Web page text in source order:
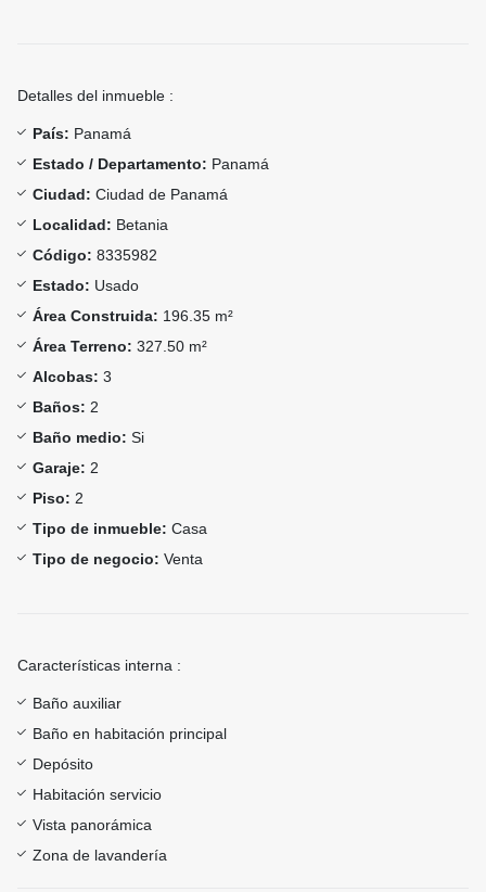
Detalles del inmueble :
País: Panamá
Estado / Departamento: Panamá
Ciudad: Ciudad de Panamá
Localidad: Betania
Código: 8335982
Estado: Usado
Área Construida: 196.35 m²
Área Terreno: 327.50 m²
Alcobas: 3
Baños: 2
Baño medio: Si
Garaje: 2
Piso: 2
Tipo de inmueble: Casa
Tipo de negocio: Venta
Características interna :
Baño auxiliar
Baño en habitación principal
Depósito
Habitación servicio
Vista panorámica
Zona de lavandería